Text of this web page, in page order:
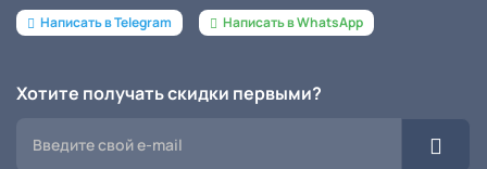
Написать в Telegram Написать в WhatsApp
Хотите получать скидки первыми?